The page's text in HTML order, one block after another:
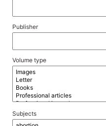
Publisher
Volume type
Subjects